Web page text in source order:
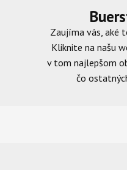
Zaujíma vás, aké
Kliknite na našu
v tom najlepšom
čo